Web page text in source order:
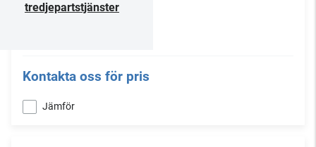
tredjepartstjänster
Kontakta oss för pris
Jämför